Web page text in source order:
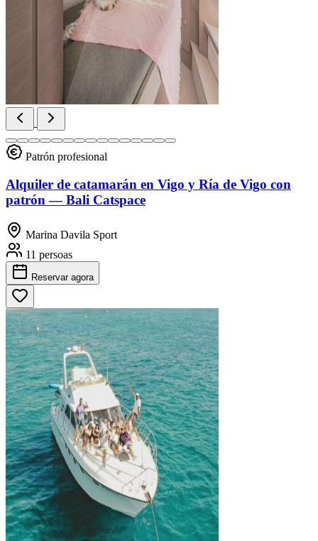
Patrón profesional
Alquiler de catamarán en Vigo y Ría de Vigo con
patrón — Bali Catspace
Marina Davila Sport
11 persoas
Reservar agora